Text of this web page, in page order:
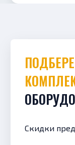
ПОДБЕРЕМ ЗАПЧАСТИ И
Скидки